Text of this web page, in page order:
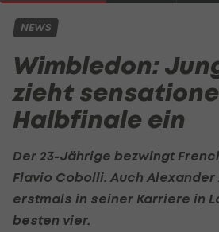
NEWS
Wimbledon:
zieht
Halbfinale ein
Der 23-Jährige bezwingt
Flavio Cobolli. Auch Alexander
erstmals in seiner Karriere in
besten vier.